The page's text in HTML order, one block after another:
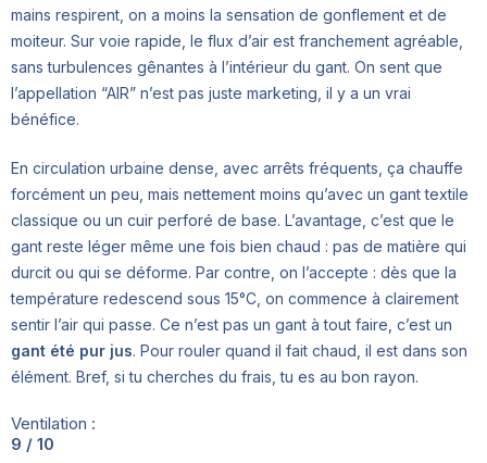
mains respirent, on a moins la sensation de gonflement et de
moiteur. Sur voie rapide, le flux d’air est franchement agréable,
sans turbulences gênantes à l’intérieur du gant. On sent que
l’appellation “AIR” n’est pas juste marketing, il y a un vrai
bénéfice.
En circulation urbaine dense, avec arrêts fréquents, ça chauffe
forcément un peu, mais nettement moins qu’avec un gant textile
classique ou un cuir perforé de base. L’avantage, c’est que le
gant reste léger même une fois bien chaud : pas de matière qui
durcit ou qui se déforme. Par contre, on l’accepte : dès que la
température redescend sous 15°C, on commence à clairement
sentir l’air qui passe. Ce n’est pas un gant à tout faire, c’est un
gant été pur jus. Pour rouler quand il fait chaud, il est dans son
élément. Bref, si tu cherches du frais, tu es au bon rayon.
Ventilation :
9 / 10